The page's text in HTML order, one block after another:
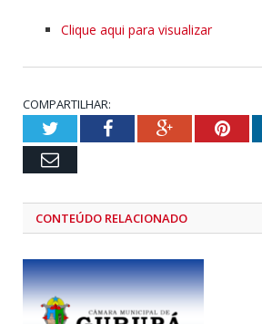
Clique aqui para visualizar
COMPARTILHAR:
TwitterFacebookGoogle+
Email
CONTEÚDO RELACIONADO